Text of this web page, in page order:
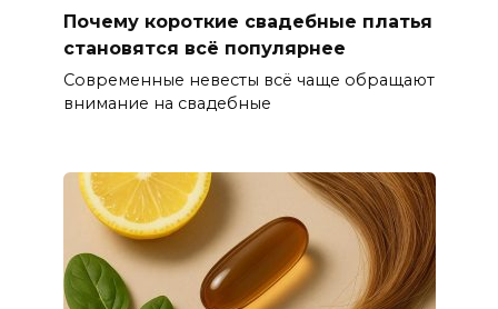
Почему короткие свадебные платья
становятся всё популярнее
Современные невесты всё чаще обращают
внимание на свадебные